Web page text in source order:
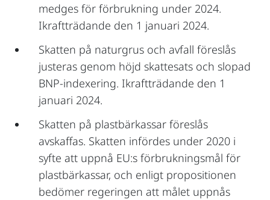
medges för förbrukning under 2024.
Ikraftträdande den 1 januari 2024.
Skatten på naturgrus och avfall föreslås
justeras genom höjd skattesats och slopad
BNP-indexering. Ikraftträdande den 1
januari 2024.
Skatten på plastbärkassar föreslås
avskaffas. Skatten infördes under 2020 i
syfte att uppnå EU:s förbrukningsmål för
plastbärkassar, och enligt propositionen
bedömer regeringen att målet uppnås